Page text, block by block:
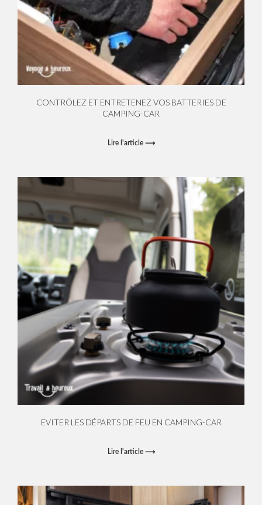
CONTRÔLEZ ET ENTRETENEZ VOS BATTERIES DE
CAMPING-CAR
Lire l'article ⟶
EVITER LES DÉPARTS DE FEU EN CAMPING-CAR
Lire l'article ⟶